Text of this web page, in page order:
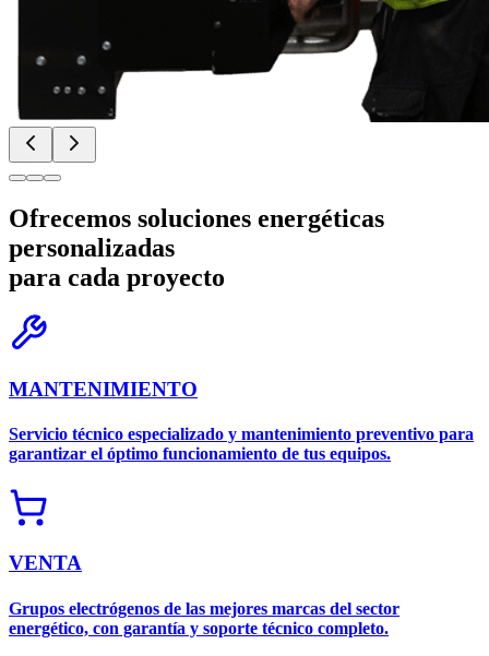
Ofrecemos soluciones energéticas
personalizadas
para cada proyecto
MANTENIMIENTO
Servicio técnico especializado y mantenimiento preventivo para
garantizar el óptimo funcionamiento de tus equipos.
VENTA
Grupos electrógenos de las mejores marcas del sector
energético, con garantía y soporte técnico completo.